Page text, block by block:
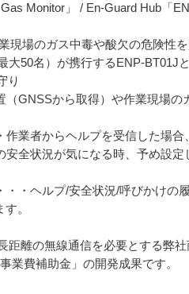
Monitor」 / En-Guard Hub「
現場のガス中毒や酸欠の危険性
50名）が携行するENP-BT01J
り
GNSSから取得）や作業現場
業者からヘルプを受信した場合
全状況が気になる時、予め設
・ヘルプ/安全状況/呼びかけの
。
距離の無線通信を必要とする弊
費補助金」の開発成果です。